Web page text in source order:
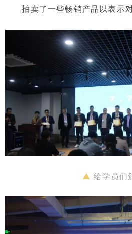
拍卖了一些畅销产品以表示
▲ 给学员们